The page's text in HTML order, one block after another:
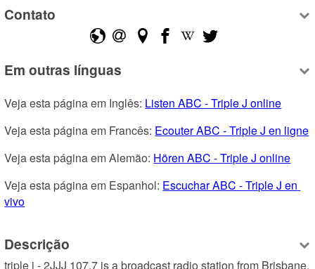
Contato
Em outras línguas
Veja esta página em Inglês: Listen ABC - Triple J online
Veja esta página em Francês: Ecouter ABC - Triple J en ligne
Veja esta página em Alemão: Hören ABC - Triple J online
Veja esta página em Espanhol: Escuchar ABC - Triple J en
vivo
Descrição
triple j - 2JJJ 107.7 is a broadcast radio station from Brisbane,